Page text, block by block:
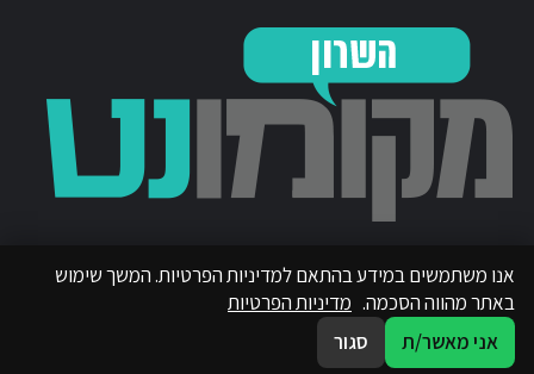
אנו משתמשים במידע בהתאם למדיניות הפרטיות. המשך שימוש
באתר מהווה הסכמה. מדיניות הפרטיות
אני מאשר/ת
סגור